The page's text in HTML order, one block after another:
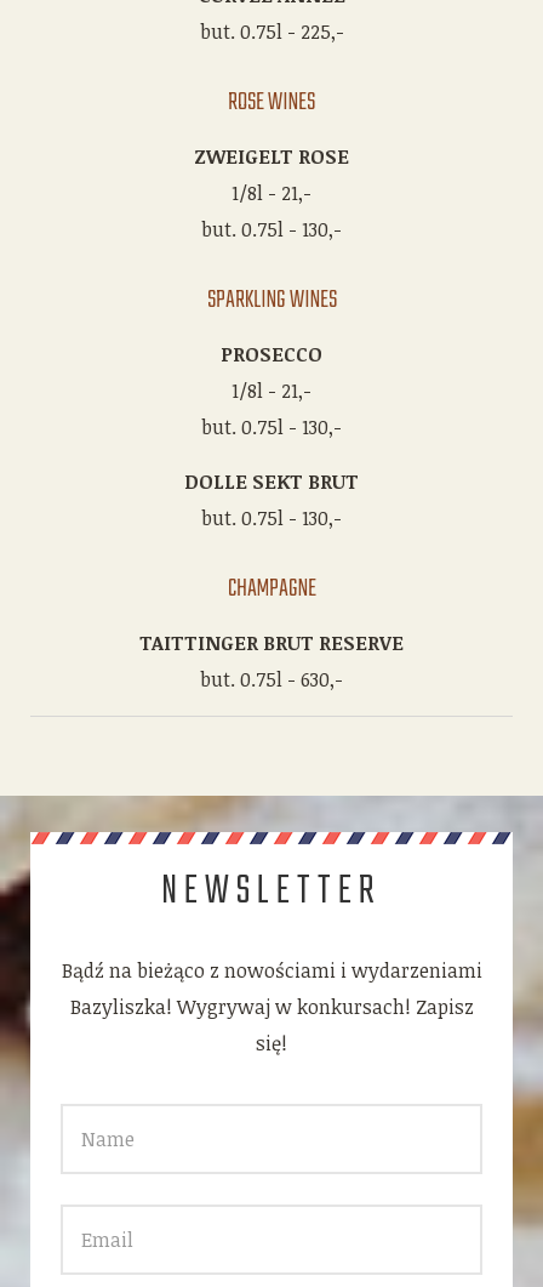
but. 0.75l - 225,-
ROSE WINES
ZWEIGELT ROSE
1/8l - 21,-
but. 0.75l - 130,-
SPARKLING WINES
PROSECCO
1/8l - 21,-
but. 0.75l - 130,-
DOLLE SEKT BRUT
but. 0.75l - 130,-
CHAMPAGNE
TAITTINGER BRUT RESERVE
but. 0.75l - 630,-
NEWSLETTER
Bądź na bieżąco z nowościami i wydarzeniami
Bazyliszka! Wygrywaj w konkursach! Zapisz
się!